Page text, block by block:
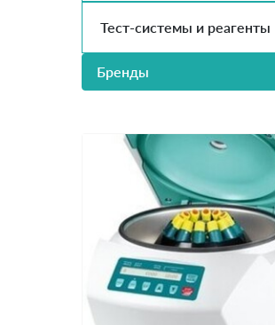
Тест-системы и реагенты
Бренды